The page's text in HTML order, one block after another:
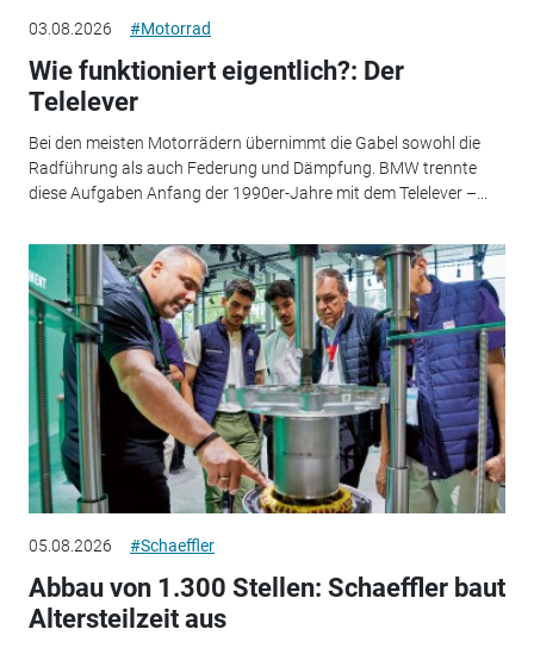
03.08.2026 #Motorrad
Wie funktioniert eigentlich?: Der
Telelever
Bei den meisten Motorrädern übernimmt die Gabel sowohl die
Radführung als auch Federung und Dämpfung. BMW trennte
diese Aufgaben Anfang der 1990er-Jahre mit dem Telelever –...
05.08.2026 #Schaeffler
Abbau von 1.300 Stellen: Schaeffler baut
Altersteilzeit aus